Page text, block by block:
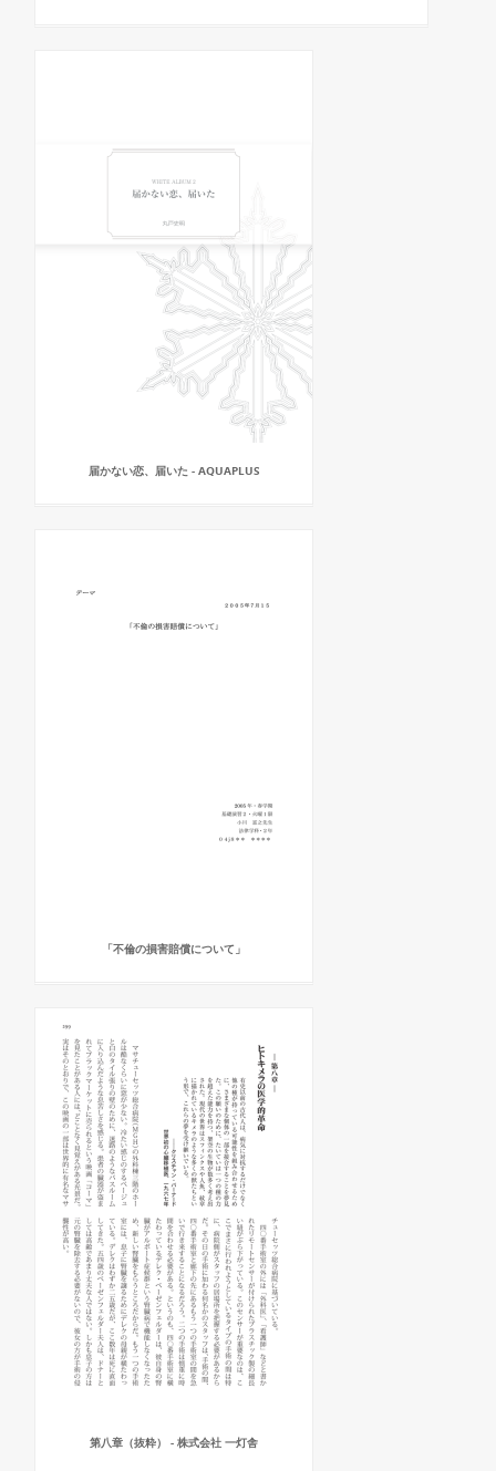
届かない恋、届いた - AQUAPLUS
「不倫の損害賠償について」
第八章（抜粋） - 株式会社 一灯舎